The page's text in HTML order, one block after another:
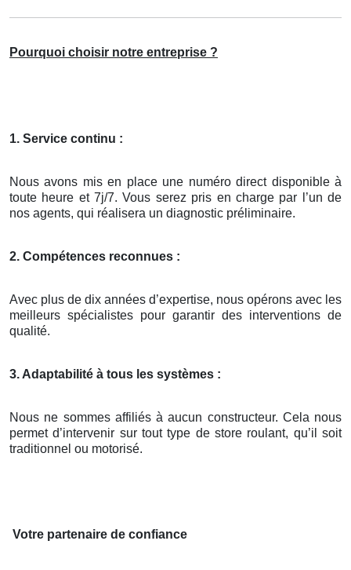
Pourquoi choisir notre entreprise ?
1. Service continu :
Nous avons mis en place une numéro direct disponible à
toute heure et 7j/7. Vous serez pris en charge par l’un de
nos agents, qui réalisera un diagnostic préliminaire.
2. Compétences reconnues :
Avec plus de dix années d’expertise, nous opérons avec les
meilleurs spécialistes pour garantir des interventions de
qualité.
3. Adaptabilité à tous les systèmes :
Nous ne sommes affiliés à aucun constructeur. Cela nous
permet d’intervenir sur tout type de store roulant, qu’il soit
traditionnel ou motorisé.
Votre partenaire de confiance